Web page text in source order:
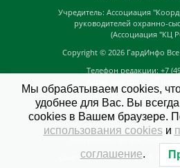
Учредитель: Ассоциация
руководителей охранно-
(Ассоциация "КЦ
Copyright © 2026 ГардИнфо
Телефон редакции: +7
Главный редактор:
На сайте могут быть
GuardInfo based on Catch
Мы обрабатываем cookies,
удобнее для Вас. Вы
cookies в Вашем браузере.
использования cookiesи
соглашение.